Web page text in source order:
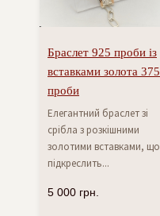
Браслет 925 проби із
вставками золота 375
проби
Елегантний браслет зі
срібла з розкішними
золотими вставками, що
підкреслить...
5 000 грн.